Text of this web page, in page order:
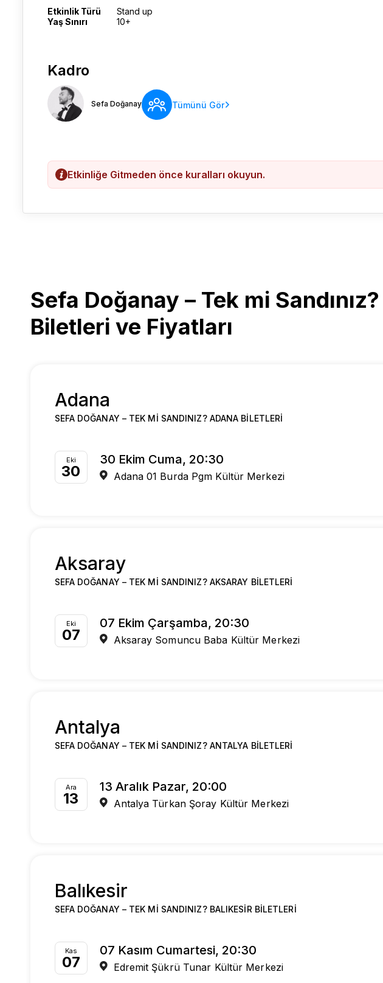
Etkinlik Türü
Stand up
Yaş Sınırı
10+
Kadro
Sefa Doğanay Tümünü Gör
Etkinliğe Gitmeden önce kuralları okuyun.
Sefa Doğanay – Tek mi Sandınız?
Biletleri ve Fiyatları
Adana
SEFA DOĞANAY – TEK MI SANDINIZ? ADANA BILETLERI
Eki
30
30 Ekim Cuma, 20:30
Adana 01 Burda Pgm Kültür Merkezi
Aksaray
SEFA DOĞANAY – TEK MI SANDINIZ? AKSARAY BILETLERI
Eki
07
07 Ekim Çarşamba, 20:30
Aksaray Somuncu Baba Kültür Merkezi
Antalya
SEFA DOĞANAY – TEK MI SANDINIZ? ANTALYA BILETLERI
Ara
13
13 Aralık Pazar, 20:00
Antalya Türkan Şoray Kültür Merkezi
Balıkesir
SEFA DOĞANAY – TEK MI SANDINIZ? BALIKESIR BILETLERI
Kas
07
07 Kasım Cumartesi, 20:30
Edremit Şükrü Tunar Kültür Merkezi